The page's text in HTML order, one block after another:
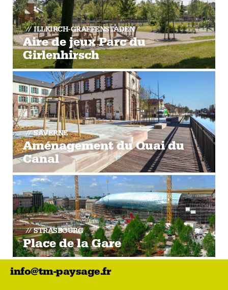
ILLKIRCH-GRAFFENSTADEN
Aire de jeux Parc du
Girlenhirsch
SAVERNE
Aménagement du Quai du
Canal
STRASBOURG
Place de la Gare
info@tm-paysage.fr